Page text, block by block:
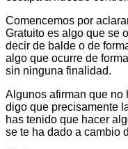
Comencemos por
Gratuito es algo que se
decir de balde o de
algo que ocurre de
sin ninguna finalidad.
Algunos afirman que no
digo que precisamente
has tenido que hacer
se te ha dado a cambio